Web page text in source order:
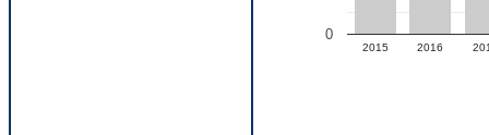
2015 2016
0